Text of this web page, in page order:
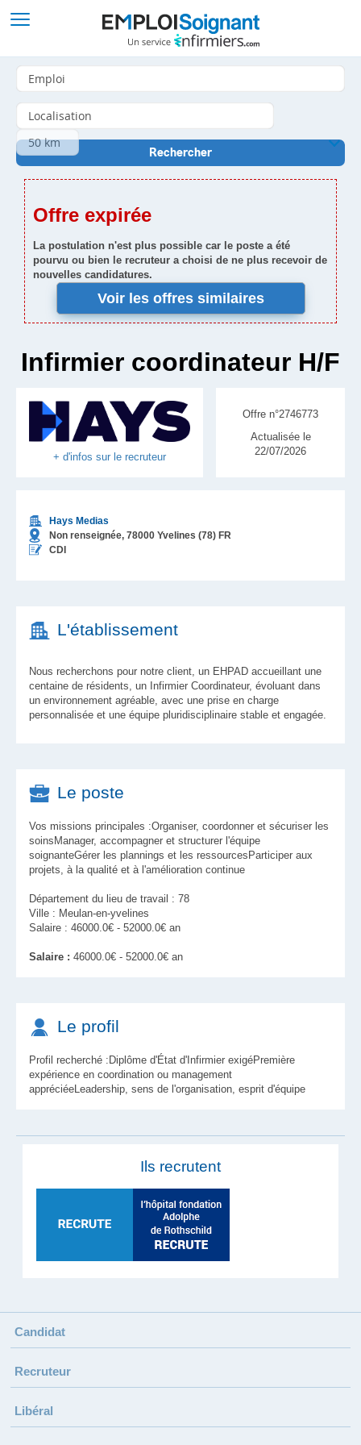
Offre expirée
La postulation n'est plus possible car le poste a été
pourvu ou bien le recruteur a choisi de ne plus recevoir de
nouvelles candidatures.
Voir les offres similaires
Infirmier coordinateur H/F
+ d'infos sur le recruteur
Hays Medias
Non renseignée, 78000 Yvelines (78) FR
CDI
Offre n°2746773
Actualisée le
22/07/2026
L'établissement
Nous recherchons pour notre client, un EHPAD accueillant une
centaine de résidents, un Infirmier Coordinateur, évoluant dans
un environnement agréable, avec une prise en charge
personnalisée et une équipe pluridisciplinaire stable et engagée.
Le poste
Vos missions principales :Organiser, coordonner et sécuriser les
soinsManager, accompagner et structurer l'équipe
soignanteGérer les plannings et les ressourcesParticiper aux
projets, à la qualité et à l'amélioration continue
Département du lieu de travail : 78
Ville : Meulan-en-yvelines
Salaire : 46000.0€ - 52000.0€ an
Salaire : 46000.0€ - 52000.0€ an
Le profil
Profil recherché :Diplôme d'État d'Infirmier exigéPremière
expérience en coordination ou management
appréciéeLeadership, sens de l'organisation, esprit d'équipe
Ils recrutent
Candidat
Recruteur
Libéral